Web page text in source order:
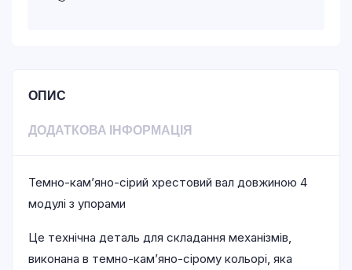
ОПИС
ДОДАТКОВА ІНФОРМАЦІЯ
Темно-кам’яно-сірий хрестовий вал довжиною 4
модулі з упорами
Це технічна деталь для складання механізмів,
виконана в темно-кам’яно-сірому кольорі, яка